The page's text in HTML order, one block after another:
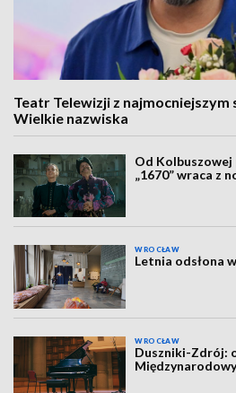
Teatr Telewizji z najmocniejszym
Wielkie nazwiska
Od Kolbuszowej
„1670” wraca z
WROCŁAW
Letnia odsłona
WROCŁAW
Duszniki-Zdrój: